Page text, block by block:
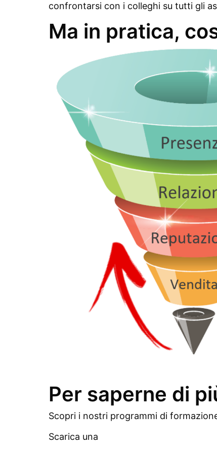
confrontarsi con i colleghi su tutti gli
Ma in pratica,
Per saperne di
Scopri i nostri programmi di
Scarica una